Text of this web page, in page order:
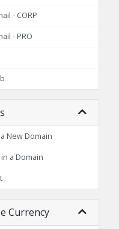
- CORP
- PRO
New Domain
a Domain
Currency